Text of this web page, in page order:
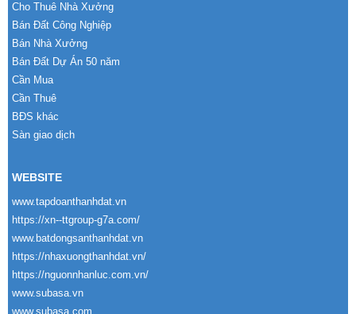
Cho Thuê Nhà Xưởng
Bán Đất Công Nghiệp
Bán Nhà Xưởng
Bán Đất Dự Án 50 năm
Cần Mua
Cần Thuê
BĐS khác
Sàn giao dịch
WEBSITE
www.tapdoanthanhdat.vn
https://xn--ttgroup-g7a.com/
www.batdongsanthanhdat.vn
https://nhaxuongthanhdat.vn/
https://nguonnhanluc.com.vn/
www.subasa.vn
www.subasa.com